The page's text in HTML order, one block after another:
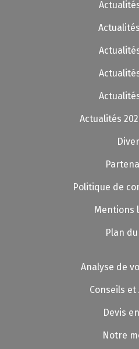
Actualités
Politique de
Mentions
Plan
Analyse de
Conseils et
Devis
Notre